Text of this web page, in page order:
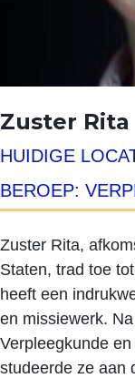
Zuster
HUIDIGE
BEROEP:
Zuster Rita,
Staten, trad toe
heeft een
en missiewerk.
Verpleegkunde
studeerde ze aan